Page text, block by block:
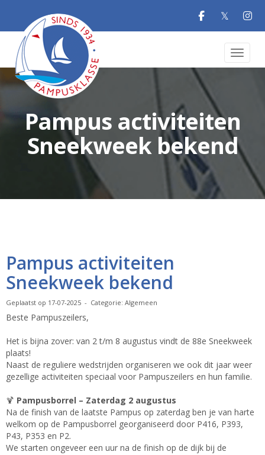
𝕏
Pampus activiteiten
Sneekweek bekend
Pampus activiteiten
Sneekweek bekend
Geplaatst op 17-07-2025 - Categorie: Algemeen
Beste Pampuszeilers,
Het is bijna zover: van 2 t/m 8 augustus vindt de 88e Sneekweek
plaats!
Naast de reguliere wedstrijden organiseren we ook dit jaar weer
gezellige activiteiten speciaal voor Pampuszeilers en hun familie.
🍹 Pampusborrel – Zaterdag 2 augustus
Na de finish van de laatste Pampus op zaterdag ben je van harte
welkom op de Pampusborrel georganiseerd door P416, P393,
P43, P353 en P2.
We starten ongeveer een uur na de finish op de dijk bij de